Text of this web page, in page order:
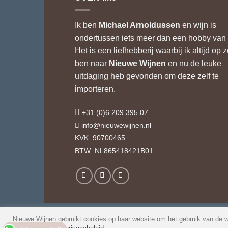
Ik ben Michael Arnoldussen en wijn is
ondertussen iets meer dan een hobby van
Het is een liefhebberij waarbij ik altijd op
ben naar Nieuwe Wijnen en nu de leuke
uitdaging heb gevonden om deze zelf te
importeren.
+31 (0)6 209 395 07
info@nieuwewijnen.nl
KVK: 90700465
BTW: NL865418421B01
© 2026 Nieuwe WijnenVeel
Nieuwe Wijnen gebruikt cookies op haar website om het gebruik van